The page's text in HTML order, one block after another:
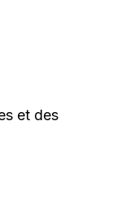
et des